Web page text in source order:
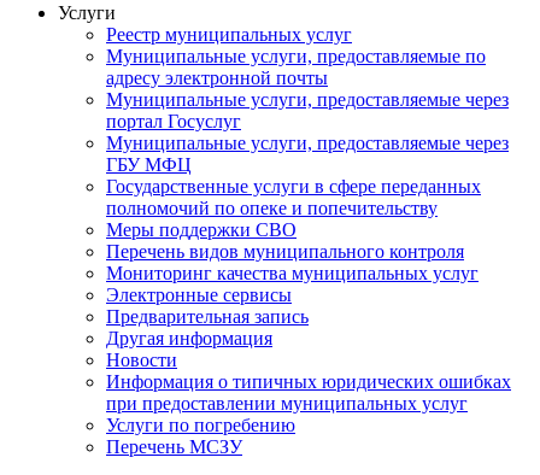
Услуги
Реестр муниципальных услуг
Муниципальные услуги, предоставляемые по
адресу электронной почты
Муниципальные услуги, предоставляемые через
портал Госуслуг
Муниципальные услуги, предоставляемые через
ГБУ МФЦ
Государственные услуги в сфере переданных
полномочий по опеке и попечительству
Меры поддержки СВО
Перечень видов муниципального контроля
Мониторинг качества муниципальных услуг
Электронные сервисы
Предварительная запись
Другая информация
Новости
Информация о типичных юридических ошибках
при предоставлении муниципальных услуг
Услуги по погребению
Перечень МСЗУ